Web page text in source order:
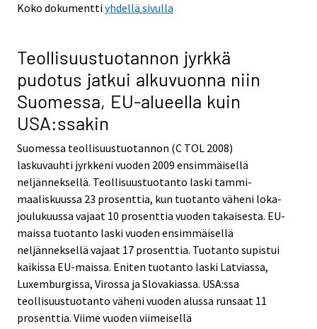
Koko dokumenttiyhdellä sivulla
Teollisuustuotannon jyrkkä
pudotus jatkui alkuvuonna niin
Suomessa, EU-alueella kuin
USA:ssakin
Suomessa teollisuustuotannon (C TOL 2008)
laskuvauhti jyrkkeni vuoden 2009 ensimmäisellä
neljänneksellä. Teollisuustuotanto laski tammi-
maaliskuussa 23 prosenttia, kun tuotanto väheni loka-
joulukuussa vajaat 10 prosenttia vuoden takaisesta. EU-
maissa tuotanto laski vuoden ensimmäisellä
neljänneksellä vajaat 17 prosenttia. Tuotanto supistui
kaikissa EU-maissa. Eniten tuotanto laski Latviassa,
Luxemburgissa, Virossa ja Slovakiassa. USA:ssa
teollisuustuotanto väheni vuoden alussa runsaat 11
prosenttia. Viime vuoden viimeisellä